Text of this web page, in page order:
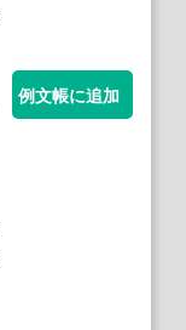
例文帳に追加